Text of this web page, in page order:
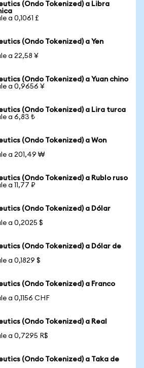
(Ondo Tokenized) a Libra
a 0,1061 £
(Ondo Tokenized) a Yen
a 22,58 ¥
(Ondo Tokenized) a Yuan chino
a 0,9656 ¥
(Ondo Tokenized) a Lira turca
a 6,83 ₺
(Ondo Tokenized) a Won
a 201,49 ₩
(Ondo Tokenized) a Rublo ruso
a 11,77 ₽
(Ondo Tokenized) a Dólar
a 0,2025 $
(Ondo Tokenized) a Dólar de
a 0,1829 $
(Ondo Tokenized) a Franco
a 0,1156 CHF
(Ondo Tokenized) a Real
a 0,7295 R$
(Ondo Tokenized) a Taka de